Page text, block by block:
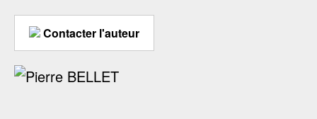
Contacter l'auteur